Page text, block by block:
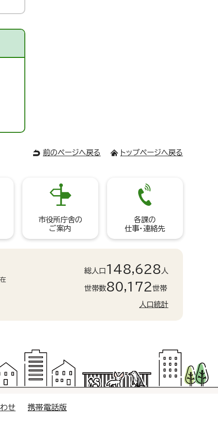
前のページへ戻る トップページへ戻る
市役所庁舎の
ご案内
各課の
仕事・連絡先
総人口 148,628 人
世帯数80,172世帯
人口統計
せ 携帯電話版